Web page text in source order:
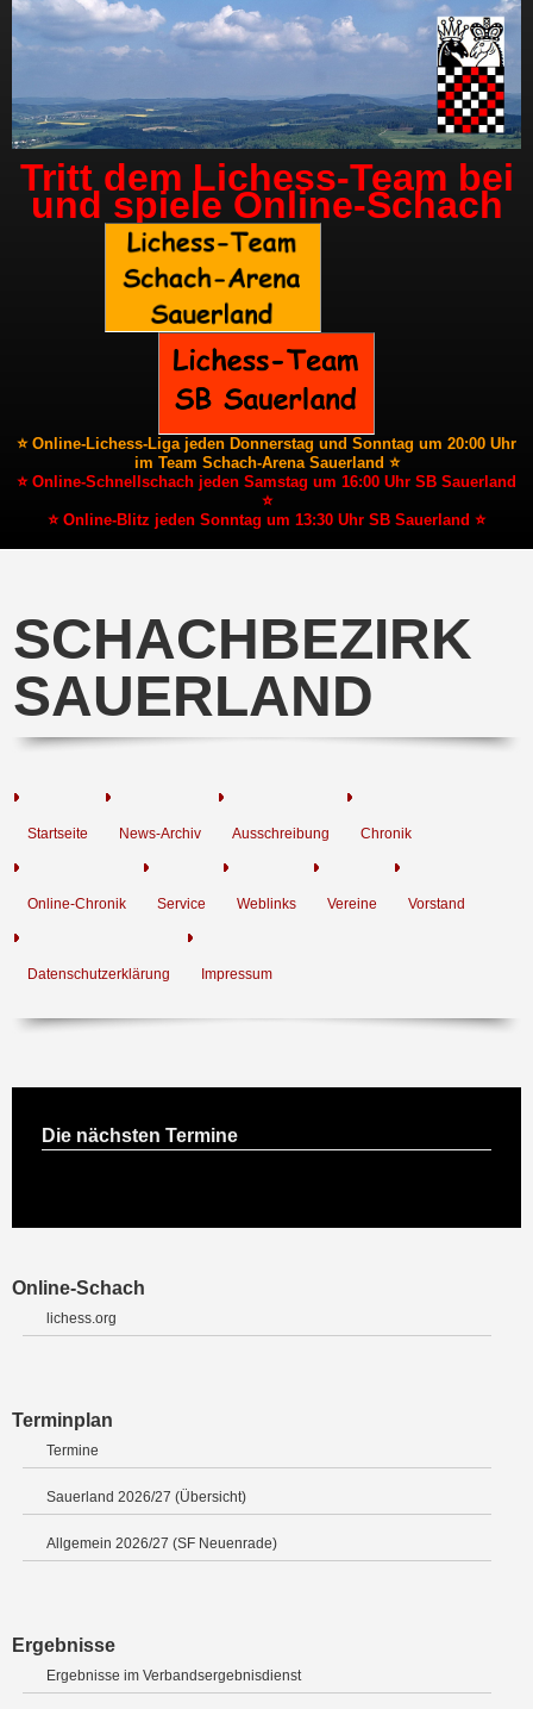
Tritt dem Lichess-Team bei
und spiele Online-Schach
⭐ Online-Lichess-Liga jeden Donnerstag und Sonntag um 20:00 Uhr
im Team Schach-Arena Sauerland ⭐
⭐ Online-Schnellschach jeden Samstag um 16:00 Uhr SB Sauerland
⭐
⭐ Online-Blitz jeden Sonntag um 13:30 Uhr SB Sauerland ⭐
SCHACHBEZIRK
SAUERLAND
Startseite News-Archiv Ausschreibung Chronik
Online-Chronik Service Weblinks Vereine Vorstand
Datenschutzerklärung Impressum
Die nächsten Termine
Online-Schach
lichess.org
Terminplan
Termine
Sauerland 2026/27 (Übersicht)
Allgemein 2026/27 (SF Neuenrade)
Ergebnisse
Ergebnisse im Verbandsergebnisdienst